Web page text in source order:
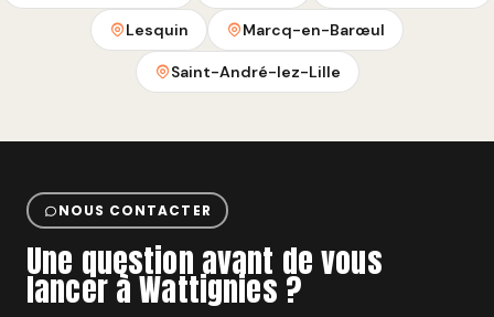
Lesquin Marcq-en-Barœul
Saint-André-lez-Lille
NOUS CONTACTER
Une question avant de vous
lancer à Wattignies ?